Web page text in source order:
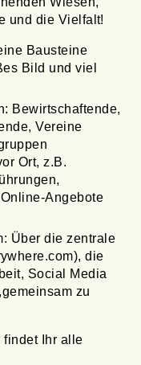
und die Vielfalt!
Bausteine
Bild und viel
Bewirtschaftende,
Vereine
Ort, z.B.
Angebote
Über die zentrale
), die
Social Media
zu
findet Ihr alle